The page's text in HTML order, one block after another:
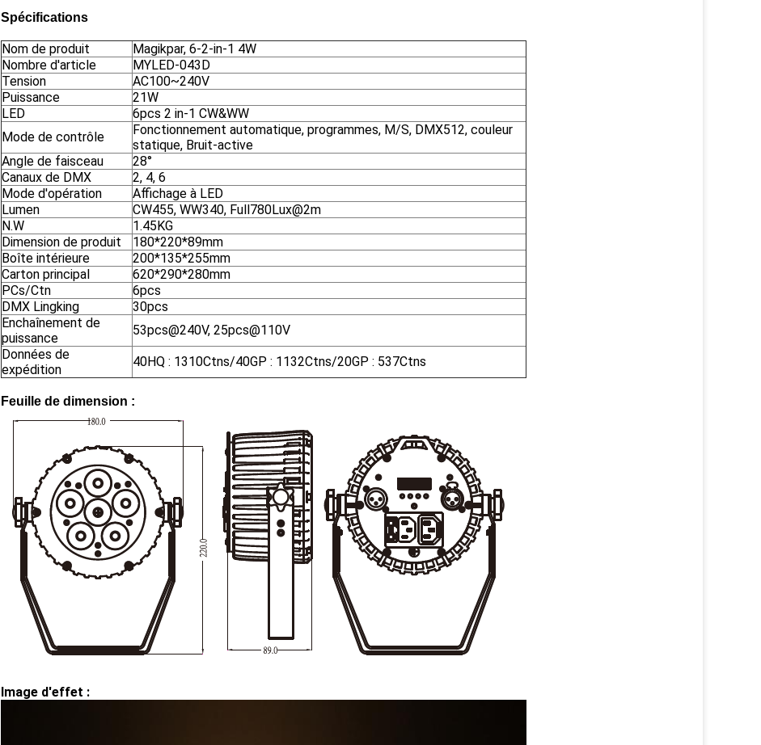
Spécifications
Nom de produit
Magikpar, 6-2-in-1 4W
Nombre d'article
MYLED-043D
Tension
AC100~240V
Puissance
21W
LED
6pcs 2 in-1 CW&WW
Mode de contrôle
Fonctionnement automatique, programmes, M/S, DMX512, couleur
statique, Bruit-active
Angle de faisceau
28°
Canaux de DMX
2, 4, 6
Mode d'opération
Affichage à LED
Lumen
CW455, WW340, Full780Lux@2m
N.W
1.45KG
Dimension de produit
180*220*89mm
Boîte intérieure
200*135*255mm
Carton principal
620*290*280mm
PCs/Ctn
6pcs
DMX Lingking
30pcs
Enchaînement de
puissance
53pcs@240V, 25pcs@110V
Données de
expédition
40HQ : 1310Ctns/40GP : 1132Ctns/20GP : 537Ctns
Feuille de dimension :
Image d'effet :